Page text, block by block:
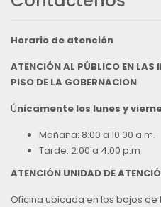
Horario de atención
ATENCIÓN AL PÚBLICO EN LAS
PISO DE LA GOBERNACION
Únicamente los lunes y
Mañana: 8:00 a 10:00 a.m.
Tarde: 2:00 a 4:00 p.m
ATENCIÓN UNIDAD DE
Oficina ubicada en los bajos de